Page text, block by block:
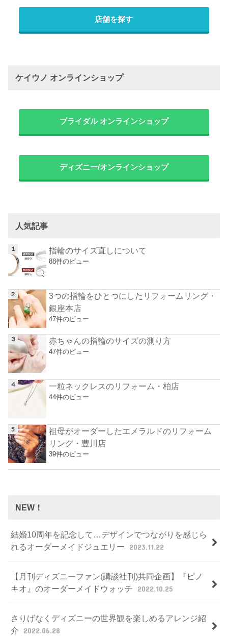
店舗を探す
ケイウノ オンラインショップ
ブライダル オンラインショップ
ディズニー/オンラインショップ
人気記事
指輪のサイズ直しについて
88件のビュー
3つの指輪をひとつにしたリフォームリング・
銀座本店
47件のビュー
赤ちゃんの指輪のサイズの測り方
47件のビュー
一粒ネックレスのリフォーム・柏店
44件のビュー
祖母がオーダーしたエメラルドのリフォーム
リング・豊川店
39件のビュー
NEW！
結婚10周年を記念して…デザインでつながりを感じら
れるオーダーメイドジュエリー
2023.11.22
【月刊ディズニーファン(講談社刊)共同企画】『ピノ
キオ』のオーダーメイドウォッチ
2022.10.25
さりげなくディズニーの世界観を楽しめるアレンジ紹
介
2022.06.28